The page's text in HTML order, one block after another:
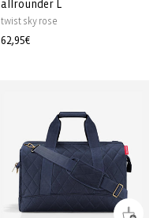
allrounder L
twist sky rose
Prix
62,95€